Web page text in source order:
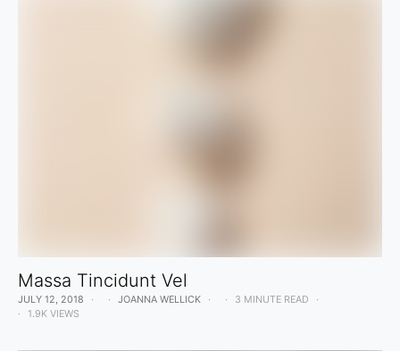
Massa Tincidunt Vel
JULY 12, 2018 JOANNA WELLICK
3 MINUTE READ
1.9K VIEWS